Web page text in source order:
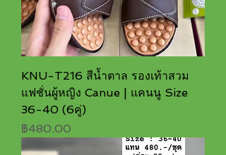
KNU-T216 สีน้ำตาล รองเท้าสวม
แฟชั่นผู้หญิง Canue | แคนนู Size
36-40 (6คู่)
ราคา
฿480.00